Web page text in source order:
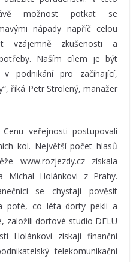
možnost potkat se
nápady napříč celou
vzájemně zkušenosti a
Naším cílem je být
v podnikání pro začínající,
říká Petr Strolený, manažer
veřejnosti postupovali
kol. Největší počet hlasů
www.rozjezdy.cz získala
Michal Holánkovi z Prahy.
se chystají pověsit
poté, co léta dorty pekli a
založili dortové studio DELU
Holánkovi získají finanční
telekomunikační